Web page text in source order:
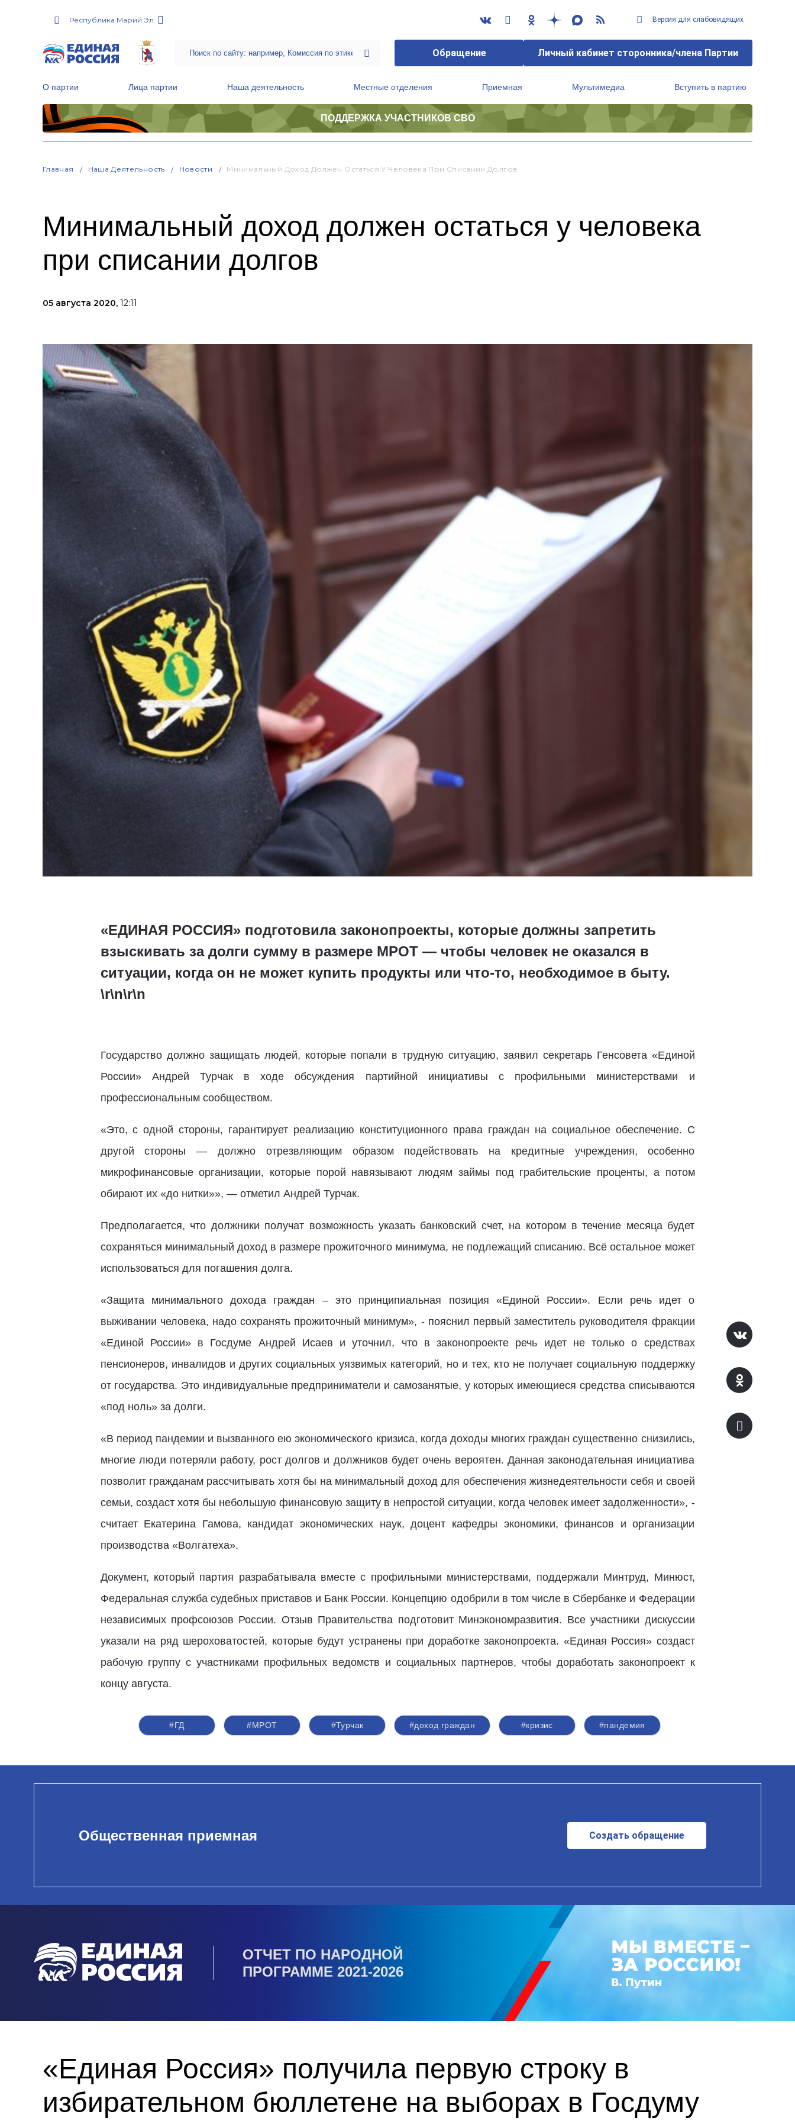
Республика Марий Эл Версия для слабовидящих
Обращение Личный кабинет сторонника/члена Партии
О партии Лица партии Наша деятельность Местные отделения Приемная Мультимедиа Вступить в партию
ПОДДЕРЖКА УЧАСТНИКОВ СВО
Главная Наша Деятельность Новости Минимальный Доход Должен Остаться У Человека При Списании Долгов
Минимальный доход должен остаться у человека
при списании долгов
05 августа 2020, 12:11
«ЕДИНАЯ РОССИЯ» подготовила законопроекты, которые должны запретить
взыскивать за долги сумму в размере МРОТ — чтобы человек не оказался в
ситуации, когда он не может купить продукты или что-то, необходимое в быту.
\r\n\r\n
Государство должно защищать людей, которые попали в трудную ситуацию, заявил секретарь Генсовета «Единой
России» Андрей Турчак в ходе обсуждения партийной инициативы с профильными министерствами и
профессиональным сообществом.
«Это, с одной стороны, гарантирует реализацию конституционного права граждан на социальное обеспечение. С
другой стороны — должно отрезвляющим образом подействовать на кредитные учреждения, особенно
микрофинансовые организации, которые порой навязывают людям займы под грабительские проценты, а потом
обирают их «до нитки»», — отметил Андрей Турчак.
Предполагается, что должники получат возможность указать банковский счет, на котором в течение месяца будет
сохраняться минимальный доход в размере прожиточного минимума, не подлежащий списанию. Всё остальное может
использоваться для погашения долга.
«Защита минимального дохода граждан – это принципиальная позиция «Единой России». Если речь идет о
выживании человека, надо сохранять прожиточный минимум», - пояснил первый заместитель руководителя фракции
«Единой России» в Госдуме Андрей Исаев и уточнил, что в законопроекте речь идет не только о средствах
пенсионеров, инвалидов и других социальных уязвимых категорий, но и тех, кто не получает социальную поддержку
от государства. Это индивидуальные предприниматели и самозанятые, у которых имеющиеся средства списываются
«под ноль» за долги.
«В период пандемии и вызванного ею экономического кризиса, когда доходы многих граждан существенно снизились,
многие люди потеряли работу, рост долгов и должников будет очень вероятен. Данная законодательная инициатива
позволит гражданам рассчитывать хотя бы на минимальный доход для обеспечения жизнедеятельности себя и своей
семьи, создаст хотя бы небольшую финансовую защиту в непростой ситуации, когда человек имеет задолженности», -
считает Екатерина Гамова, кандидат экономических наук, доцент кафедры экономики, финансов и организации
производства «Волгатеха».
Документ, который партия разрабатывала вместе с профильными министерствами, поддержали Минтруд, Минюст,
Федеральная служба судебных приставов и Банк России. Концепцию одобрили в том числе в Сбербанке и Федерации
независимых профсоюзов России. Отзыв Правительства подготовит Минэкономразвития. Все участники дискуссии
указали на ряд шероховатостей, которые будут устранены при доработке законопроекта. «Единая Россия» создаст
рабочую группу с участниками профильных ведомств и социальных партнеров, чтобы доработать законопроект к
концу августа.
#ГД #МРОТ #Турчак #доход граждан #кризис #пандемия
Общественная приемная Создать обращение
ОТЧЕТ ПО НАРОДНОЙ
ПРОГРАММЕ 2021-2026
«Единая Россия» получила первую строку в
избирательном бюллетене на выборах в Госдуму